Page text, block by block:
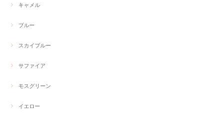
キャメル
ブルー
スカイブルー
サファイア
モスグリーン
イエロー